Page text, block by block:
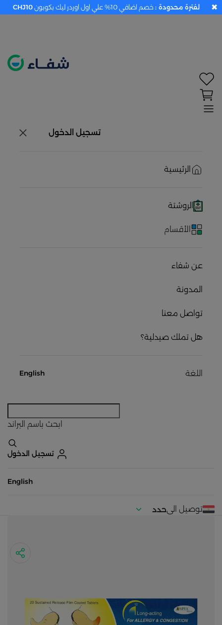
تسجيل الدخول
الرئيسية
الروشتة
الأقسام
عن شفاء
المدونة
تواصل معنا
هل تملك صيدلية؟
اللغة English
ابحث باسم البراند
تسجيل الدخول
English
توصيل الىحدد
لفترة محدودة : خصم اضافي 10% علي اول اوردر ليك بكوبون CHJ10 ✖